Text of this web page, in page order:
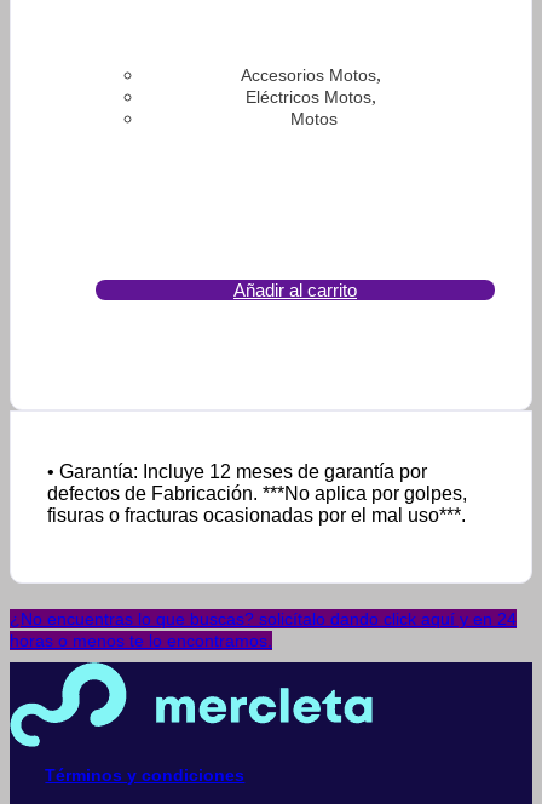
Accesorios Motos,
Eléctricos Motos,
Motos
Añadir al carrito
• Garantía: Incluye 12 meses de garantía por
defectos de Fabricación. ***No aplica por golpes,
fisuras o fracturas ocasionadas por el mal uso***.
¿No encuentras lo que buscas? solicítalo dando click aquí y en 24
horas o menos te lo encontramos.
Términos y condiciones